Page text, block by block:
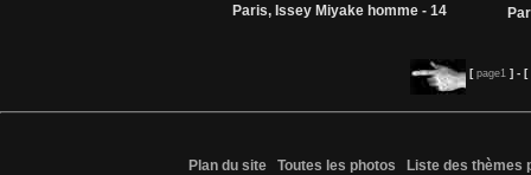
Paris, Issey Miyake homme - 14
[ page1 ] - [
Plan du site Toutes les photos Liste des thèmes